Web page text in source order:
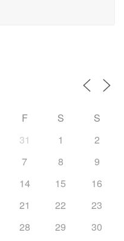
F S
S
31 1
2
7 8
9
14 15
16
21 22
23
28 29
30